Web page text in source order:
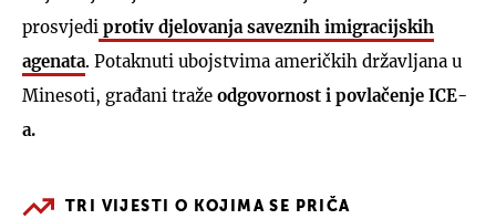
prosvjedi protiv djelovanja saveznih imigracijskih
agenata. Potaknuti ubojstvima američkih državljana u
Minesoti, građani traže odgovornost i povlačenje ICE-
a.
TRI VIJESTI O KOJIMA SE PRIČA